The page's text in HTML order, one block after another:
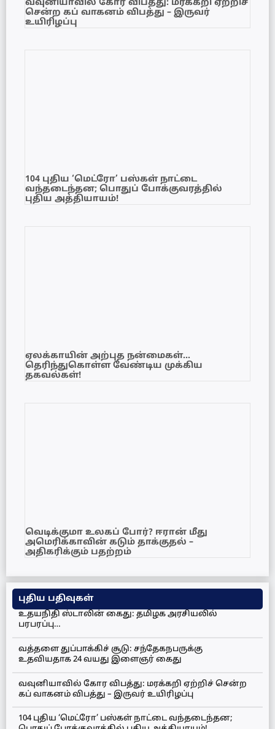
வவுனியாவில் கோர விபத்து: மரக்கறி ஏற்றிச்
சென்ற கப் வாகனம் விபத்து – இருவர்
உயிரிழப்பு
104 புதிய ‘மெட்ரோ’ பஸ்கள் நாட்டை
வந்தடைந்தன; பொதுப் போக்குவரத்தில்
புதிய அத்தியாயம்!
ஏலக்காயின் அற்புத நன்மைகள்…
தெரிந்துகொள்ள வேண்டிய முக்கிய
தகவல்கள்!
வெடிக்குமா உலகப் போர்? ஈரான் மீது
அமெரிக்காவின் கடும் தாக்குதல் –
அதிகரிக்கும் பதற்றம்
புதிய பதிவுகள்
உதயநிதி ஸ்டாலின் கைது: தமிழக அரசியலில்
பரபரப்பு…
வத்தளை துப்பாக்கிச் சூடு: சந்தேகநபருக்கு
உதவியதாக 24 வயது இளைஞர் கைது
வவுனியாவில் கோர விபத்து: மரக்கறி ஏற்றிச் சென்ற
கப் வாகனம் விபத்து – இருவர் உயிரிழப்பு
104 புதிய ‘மெட்ரோ’ பஸ்கள் நாட்டை வந்தடைந்தன;